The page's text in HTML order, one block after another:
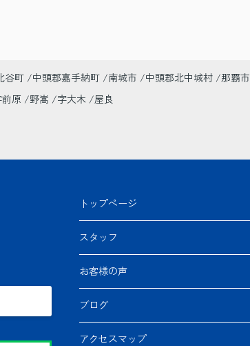
谷町 中頭郡嘉手納町 南城市 中頭郡北中城村 那覇市
前原 野嵩 字大木
屋良
トップページ
スタッフ
お客様の声
ブログ
アクセスマップ